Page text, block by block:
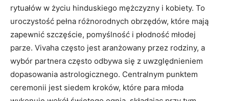
rytuałów w życiu hinduskiego mężczyzny i kobiety. To
uroczystość pełna różnorodnych obrzędów, które mają
zapewnić szczęście, pomyślność i płodność młodej
parze. Vivaha często jest aranżowany przez rodziny, a
wybór partnera często odbywa się z uwzględnieniem
dopasowania astrologicznego. Centralnym punktem
ceremonii jest siedem kroków, które para młoda